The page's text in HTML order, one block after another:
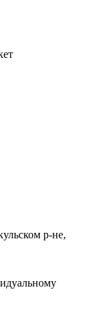
р-не,